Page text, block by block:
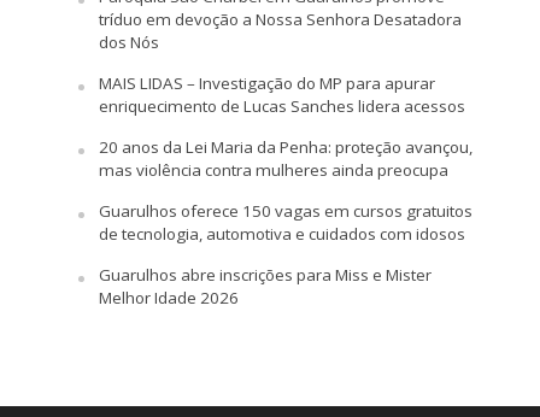
tríduo em devoção a Nossa Senhora Desatadora
dos Nós
MAIS LIDAS – Investigação do MP para apurar
enriquecimento de Lucas Sanches lidera acessos
20 anos da Lei Maria da Penha: proteção avançou,
mas violência contra mulheres ainda preocupa
Guarulhos oferece 150 vagas em cursos gratuitos
de tecnologia, automotiva e cuidados com idosos
Guarulhos abre inscrições para Miss e Mister
Melhor Idade 2026